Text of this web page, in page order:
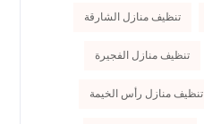
تنظيف منازل الشارقة
تنظيف منازل الفجيرة
تنظيف منازل رأس الخيمة